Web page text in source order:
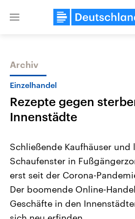
Close
Themen
Landtagswahl Sachsen-Anhalt
2026
Alle Informationen
Sachsen-Anhalt wählt am 6.
September 2026 einen neuen
Landtag. Seit 2021 wird das
Bundesland von einer Koalition aus
Archiv
Einzelhandel
Rezepte gegen
Innenstädte
Schließende Kaufhäuser und
Schaufenster in
erst seit der Corona-
Der boomende Online-
Geschäfte in den